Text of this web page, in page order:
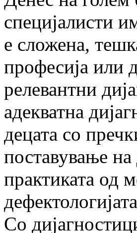
специјалисти
е сложена,
професија или
релевантни
адекватна
децата со
поставу­ва­ње на
практиката од
Со